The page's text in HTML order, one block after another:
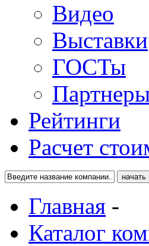
Видео
Выставки
ГОСТы
Рейтинги
Расчет
Главная -
Каталог